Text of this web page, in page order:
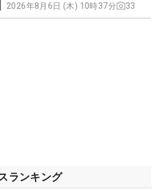
2026年8月6日 (木) 10時37分 33
ランキング